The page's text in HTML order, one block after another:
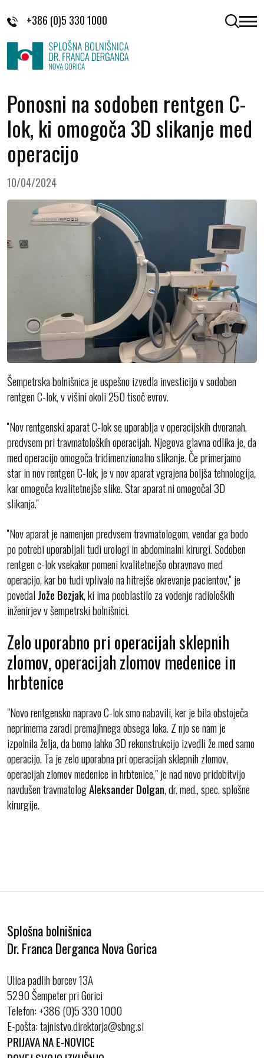
+386 (0)5 330 1000 odpri
Ponosni na sodoben rentgen C-
lok, ki omogoča 3D slikanje med
operacijo
10/04/2024
Šempetrska bolnišnica je uspešno izvedla investicijo v sodoben
rentgen C-lok, v višini okoli 250 tisoč evrov.
''Nov rentgenski aparat C-lok se uporablja v operacijskih dvoranah,
predvsem pri travmatoloških operacijah. Njegova glavna odlika je, da
med operacijo omogoča tridimenzionalno slikanje. Če primerjamo
star in nov rentgen C-lok, je v nov aparat vgrajena boljša tehnologija,
kar omogoča kvalitetnejše slike. Star aparat ni omogočal 3D
slikanja.''
''Nov aparat je namenjen predvsem travmatologom, vendar ga bodo
po potrebi uporabljali tudi urologi in abdominalni kirurgi. Sodoben
rentgen c-lok vsekakor pomeni kvalitetnejšo obravnavo med
operacijo, kar bo tudi vplivalo na hitrejše okrevanje pacientov,'' je
povedalJože Bezjak, ki ima pooblastilo za vodenje radioloških
inženirjev v šempetrski bolnišnici.
Zelo uporabno pri operacijah sklepnih
zlomov, operacijah zlomov medenice in
hrbtenice
"Novo rentgensko napravo C-lok smo nabavili, ker je bila obstoječa
neprimerna zaradi premajhnega obsega loka. Z njo se nam je
izpolnila želja, da bomo lahko 3D rekonstrukcijo izvedli že med samo
operacijo. Ta je zelo uporabna pri operacijah sklepnih zlomov,
operacijah zlomov medenice in hrbtenice," je nad novo pridobitvijo
navdušen travmatologAleksander Dolgan, dr. med., spec. splošne
kirurgije.
Splošna bolnišnica
Dr. Franca Derganca Nova Gorica
Ulica padlih borcev 13A
5290 Šempeter pri Gorici
Telefon:+386 (0)5 330 1000
E-pošta:
PRIJAVA NA E-NOVICE